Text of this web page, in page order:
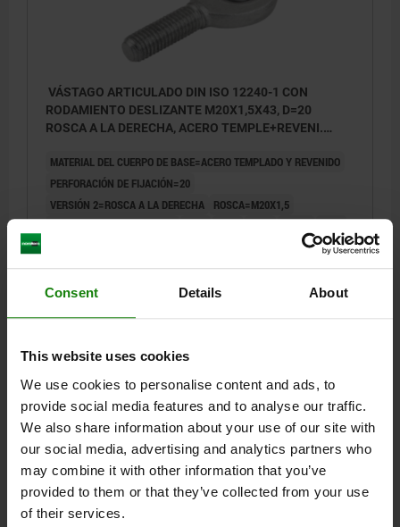
Consent Details About
This website uses cookies
We use cookies to personalise content and ads, to
provide social media features and to analyse our traffic.
We also share information about your use of our site with
our social media, advertising and analytics partners who
may combine it with other information that you’ve
provided to them or that they’ve collected from your use
of their services.
VÁSTAGO ARTICULADO DIN ISO 12240-1 CON
RODAMIENTO DESLIZANTE M20X1,5X43, D=20
ROSCA A LA DERECHA, ACERO TEMPLE+REVENI.
MATERIAL DEL CUERPO DE BASE=ACERO TEMPLADO Y REVENIDO
PERFORACIÓN DE FIJACIÓN=20
VERSIÓN 2=ROSCA A LA DERECHA
ROSCA=M20X1,5
CAPACIDADES DE CARGA DINÁMICAS KN=31,5
CAPACIDADES DE CARGA ESTÁTICAS KN=60
Referencia:27631-01-20
$34.41
más gastos de envío